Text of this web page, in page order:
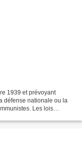
1939 et prévoyant
défense nationale ou la
Les lois